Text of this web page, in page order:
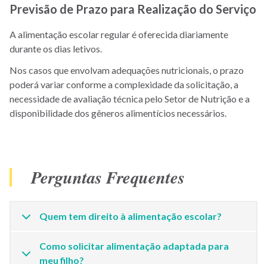
Previsão de Prazo para Realização do Serviço
A alimentação escolar regular é oferecida diariamente
durante os dias letivos.
Nos casos que envolvam adequações nutricionais, o prazo
poderá variar conforme a complexidade da solicitação, a
necessidade de avaliação técnica pelo Setor de Nutrição e a
disponibilidade dos gêneros alimentícios necessários.
Perguntas Frequentes
Quem tem direito à alimentação escolar?
Como solicitar alimentação adaptada para
meu filho?